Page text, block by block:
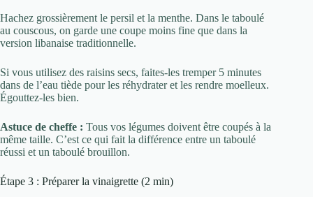
Hachez grossièrement le persil et la menthe. Dans le taboulé
au couscous, on garde une coupe moins fine que dans la
version libanaise traditionnelle.
Si vous utilisez des raisins secs, faites-les tremper 5 minutes
dans de l’eau tiède pour les réhydrater et les rendre moelleux.
Égouttez-les bien.
Astuce de cheffe : Tous vos légumes doivent être coupés à la
même taille. C’est ce qui fait la différence entre un taboulé
réussi et un taboulé brouillon.
Étape 3 : Préparer la vinaigrette (2 min)